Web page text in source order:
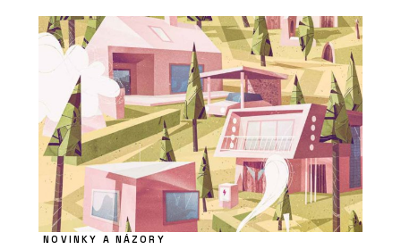
NOVINKY A NÁZORY